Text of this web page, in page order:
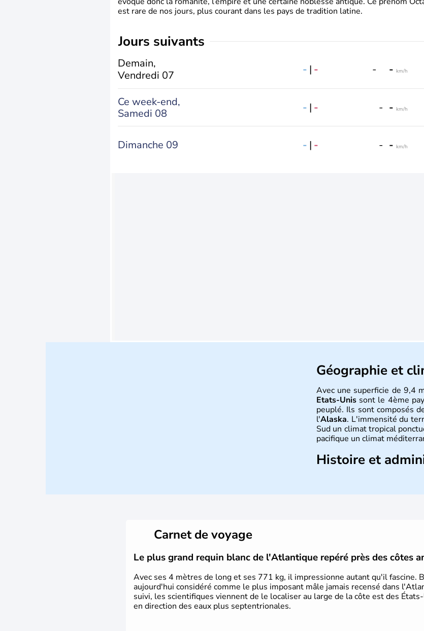
est rare de nos jours, plus courant dans les pays de tradition latine.
jours suivants
Demain,
Vendredi 07
- | - - - km/h
Ce week-end,
Samedi 08
- | - - - km/h
Dimanche 09 - | - - - km/h
Géographie et
Avec une superficie de 9,4
Etats-Unis sont le 4ème
peuplé. Ils sont composés
l'Alaska. L'immensité du
Sud un climat tropical
pacifique un climat
Histoire et
Carnet de voyage
Le plus grand requin blanc de l'Atlantique repéré près des côtes
Avec ses 4 mètres de long et ses 771 kg, il impressionne autant qu'il fascine.
aujourd'hui considéré comme le plus imposant mâle jamais recensé dans
suivi, les scientifiques viennent de le localiser au large de la côte est des
en direction des eaux plus septentrionales.